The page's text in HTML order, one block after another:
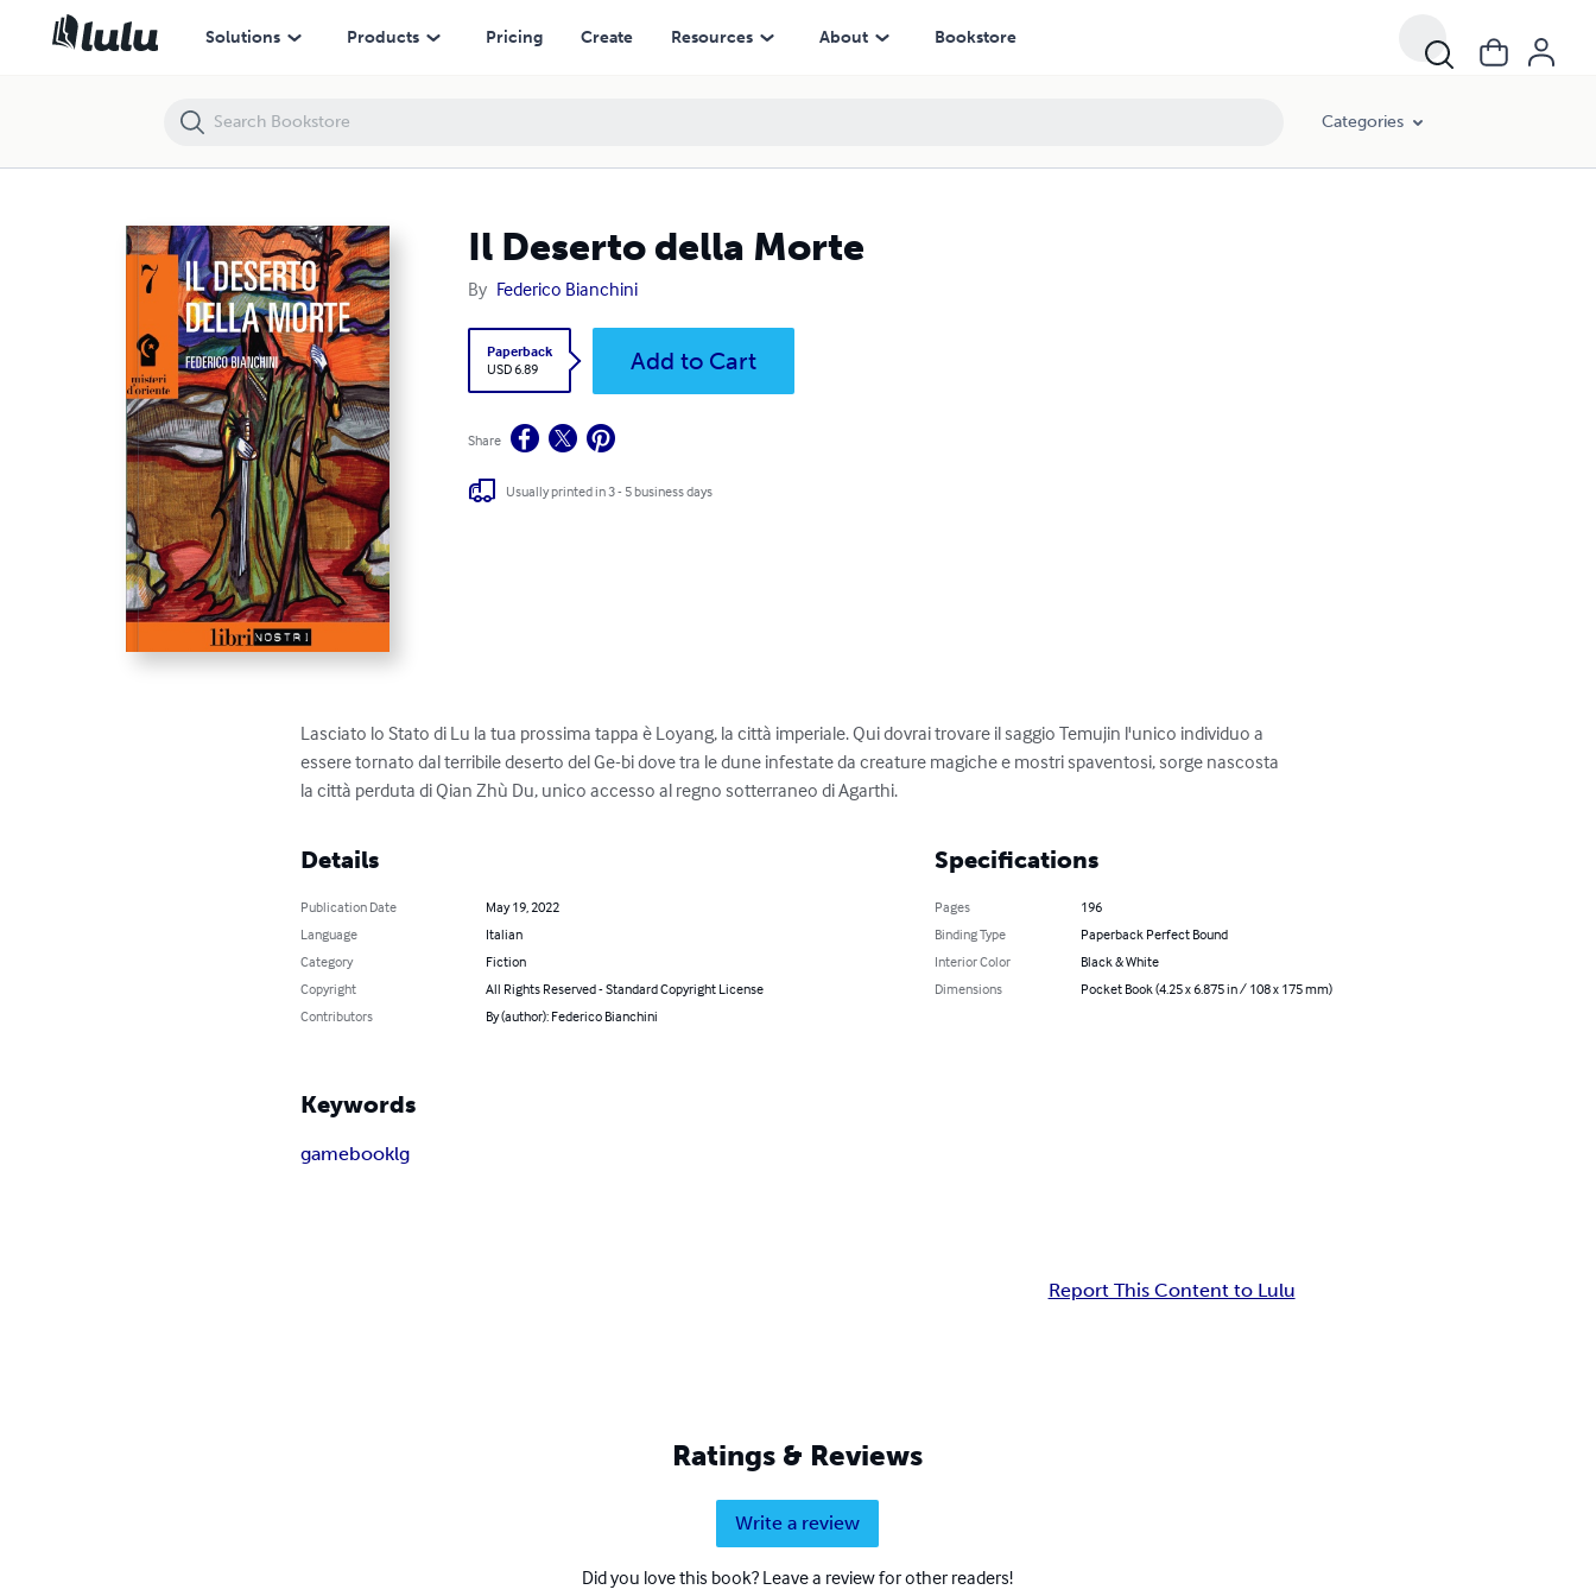
Solutions Products Pricing Create Resources About Bookstore
Categories
Il Deserto della Morte
By Federico Bianchini
Paperback
USD 6.89
Add to Cart
Share
Usually printed in 3 - 5 business days
Lasciato lo Stato di Lu la tua prossima tappa è Loyang, la città imperiale. Qui dovrai trovare il saggio Temujin l'unico individuo a
essere tornato dal terribile deserto del Ge-bi dove tra le dune infestate da creature magiche e mostri spaventosi, sorge nascosta
la città perduta di Qian Zhù Du, unico accesso al regno sotterraneo di Agarthi.
Details
Publication Date
May 19, 2022
Language
Italian
Category
Fiction
Copyright
All Rights Reserved - Standard Copyright License
Contributors
By (author): Federico Bianchini
Specifications
Pages
196
Binding Type
Paperback Perfect Bound
Interior Color
Black & White
Dimensions
Pocket Book (4.25 x 6.875 in / 108 x 175 mm)
Keywords
gamebooklg
Report This Content to Lulu
Ratings & Reviews
Write a review
Did you love this book? Leave a review for other readers!